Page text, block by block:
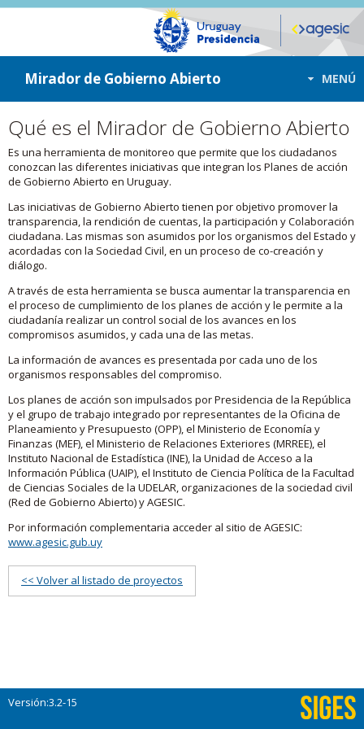
ir a contenido
ir al menú
Mirador de Gobierno Abierto MENÚ
Qué es el Mirador de Gobierno Abierto
Es una herramienta de monitoreo que permite que los ciudadanos
conozcan las diferentes iniciativas que integran los Planes de acción
de Gobierno Abierto en Uruguay.
Las iniciativas de Gobierno Abierto tienen por objetivo promover la
transparencia, la rendición de cuentas, la participación y Colaboración
ciudadana. Las mismas son asumidos por los organismos del Estado y
acordadas con la Sociedad Civil, en un proceso de co-creación y
diálogo.
A través de esta herramienta se busca aumentar la transparencia en
el proceso de cumplimiento de los planes de acción y le permite a la
ciudadanía realizar un control social de los avances en los
compromisos asumidos, y cada una de las metas.
La información de avances es presentada por cada uno de los
organismos responsables del compromiso.
Los planes de acción son impulsados por Presidencia de la República
y el grupo de trabajo integrado por representantes de la Oficina de
Planeamiento y Presupuesto (OPP), el Ministerio de Economía y
Finanzas (MEF), el Ministerio de Relaciones Exteriores (MRREE), el
Instituto Nacional de Estadística (INE), la Unidad de Acceso a la
Información Pública (UAIP), el Instituto de Ciencia Política de la Facultad
de Ciencias Sociales de la UDELAR, organizaciones de la sociedad civil
(Red de Gobierno Abierto) y AGESIC.
Por información complementaria acceder al sitio de AGESIC:
www.agesic.gub.uy
<< Volver al listado de proyectos
Versión:3.2-15